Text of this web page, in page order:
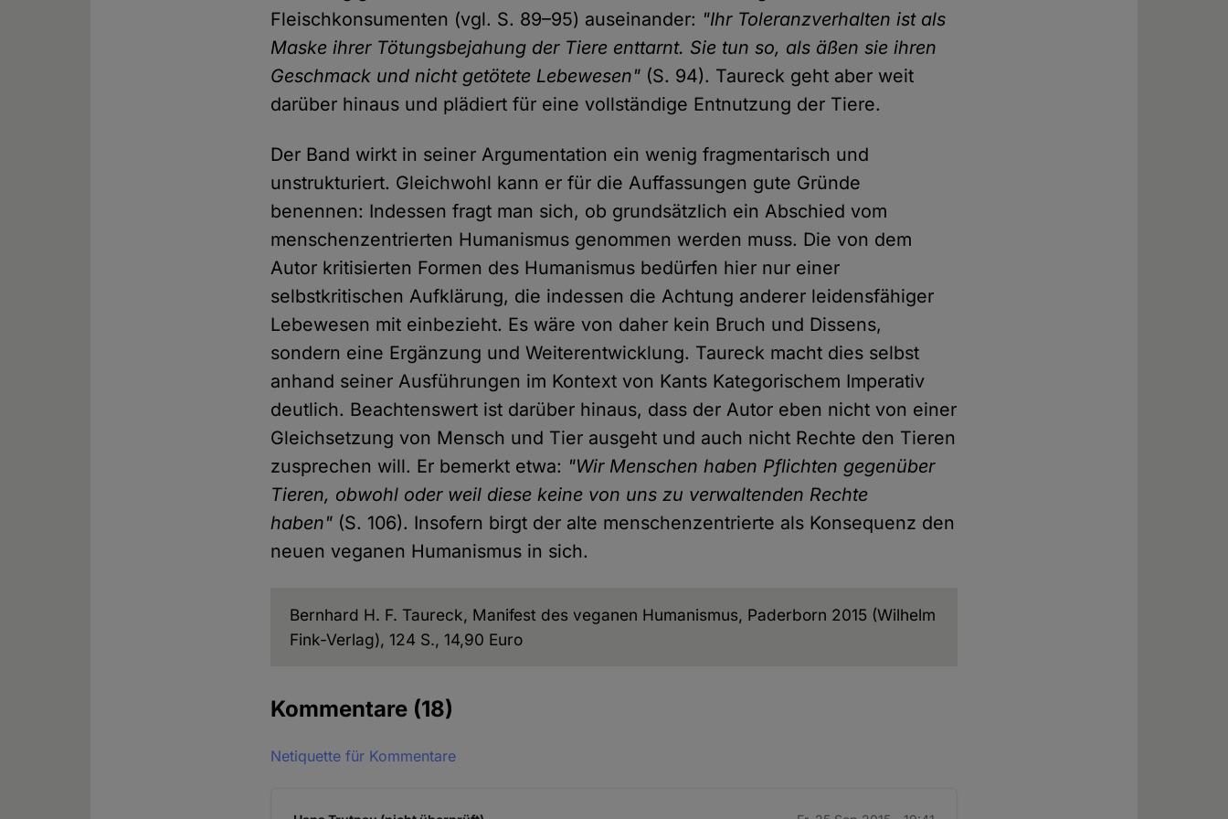
Fleischkonsumenten (vgl. S. 89–95) auseinander: "Ihr Toleranzverhalten ist als
Maske ihrer Tötungsbejahung der Tiere enttarnt. Sie tun so, als äßen sie ihren
Geschmack und nicht getötete Lebewesen" (S. 94). Taureck geht aber weit
darüber hinaus und plädiert für eine vollständige Entnutzung der Tiere.
Der Band wirkt in seiner Argumentation ein wenig fragmentarisch und
unstrukturiert. Gleichwohl kann er für die Auffassungen gute Gründe
benennen: Indessen fragt man sich, ob grundsätzlich ein Abschied vom
menschenzentrierten Humanismus genommen werden muss. Die von dem
Autor kritisierten Formen des Humanismus bedürfen hier nur einer
selbstkritischen Aufklärung, die indessen die Achtung anderer leidensfähiger
Lebewesen mit einbezieht. Es wäre von daher kein Bruch und Dissens,
sondern eine Ergänzung und Weiterentwicklung. Taureck macht dies selbst
anhand seiner Ausführungen im Kontext von Kants Kategorischem Imperativ
deutlich. Beachtenswert ist darüber hinaus, dass der Autor eben nicht von einer
Gleichsetzung von Mensch und Tier ausgeht und auch nicht Rechte den Tieren
zusprechen will. Er bemerkt etwa: "Wir Menschen haben Pflichten gegenüber
Tieren, obwohl oder weil diese keine von uns zu verwaltenden Rechte
haben" (S. 106). Insofern birgt der alte menschenzentrierte als Konsequenz den
neuen veganen Humanismus in sich.
Bernhard H. F. Taureck, Manifest des veganen Humanismus, Paderborn 2015 (Wilhelm
Fink-Verlag), 124 S., 14,90 Euro
Kommentare (18)
Netiquette für Kommentare